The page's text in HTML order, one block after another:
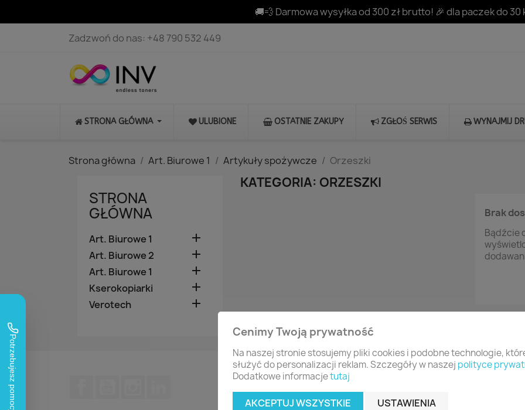
🚚💨 Darmowa wysyłka od 300 zł brutto! 🎉 dla paczek do 30
Zadzwoń do nas: +48 790 532 449
STRONA GŁÓWNA ULUBIONE OSTATNIE ZAKUPY ZGŁOŚ SERWIS WYNAJMIJ
Strona główna Art. Biurowe 1 Artykuły spożywcze Orzeszki
STRONA
GŁÓWNA
Art. Biurowe 1 
Art. Biurowe 2 
Art. Biurowe 1 
Kserokopiarki 
Verotech 
KATEGORIA: ORZESZKI
Brak
Bądźcie
Cenimy Twoją prywatność
Na naszej stronie stosujemy pliki cookies i podobne technologie,
służyć do personalizacji reklam. Szczegóły w naszej polityce
Dodatkowe informacjetutaj
AKCEPTUJ WSZYSTKIE USTAWIENIA